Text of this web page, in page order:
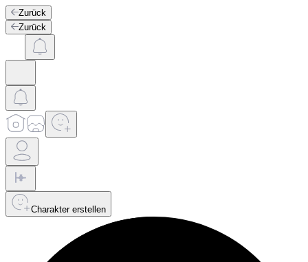
Zurück
Zurück
Charakter erstellen